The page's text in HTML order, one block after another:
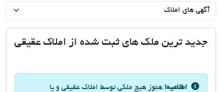
جدید ترین ملک های ثبت شده از املاک عقیقی
اطلاعیه! هنوز هیچ ملکی توسط املاک عقیقی و یا